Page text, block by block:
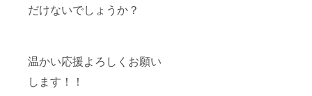
だけないでしょうか？
温かい応援よろしくお願い
します！！